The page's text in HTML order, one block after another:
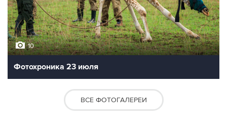
10
Фотохроника 23 июля
ВСЕ ФОТОГАЛЕРЕИ